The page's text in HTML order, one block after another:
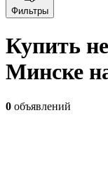
Фильтры
Купить
Минске
0 объявлений